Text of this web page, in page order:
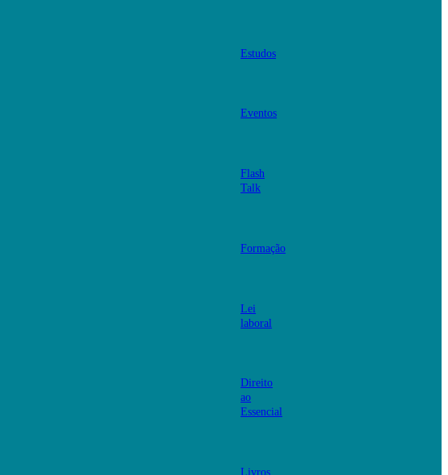
Estudos
Eventos
Flash
Talk
Formação
Lei
laboral
Direito
ao
Essencial
Livros